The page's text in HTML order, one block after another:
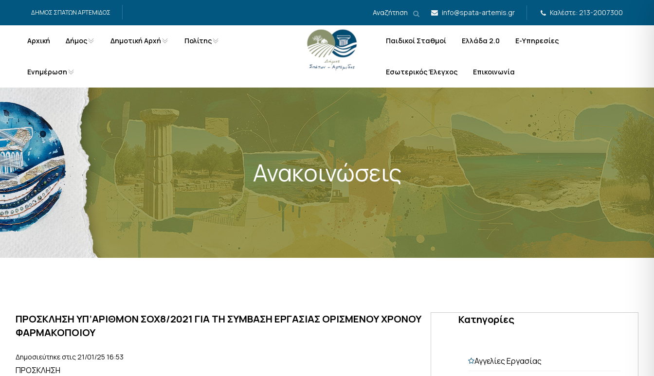
ΔΗΜΟΣ ΣΠΑΤΩΝ ΑΡΤΕΜΙΔΟΣ Αναζήτηση info@spata-artemis.gr Καλέστε: 213-2007300
Αρχική Δήμος Δημοτική Αρχή Πολίτης
Ενημέρωση
Παιδικοί Σταθμοί Ελλάδα 2.0 Ε-Υπηρεσίες
Εσωτερικός Έλεγχος Επικοινωνία
Ανακοινώσεις
ΠΡΟΣΚΛΗΣΗ ΥΠ’ΑΡΙΘΜΟΝ ΣΟΧ8/2021 ΓΙΑ ΤΗ ΣΥΜΒΑΣΗ ΕΡΓΑΣΙΑΣ ΟΡΙΣΜΕΝΟΥ ΧΡΟΝΟΥ
ΦΑΡΜΑΚΟΠΟΙΟΥ
Δημοσιεύτηκε στις 21/01/25 16:53
ΠΡΟΣΚΛΗΣΗ
Κατηγορίες
Αγγελίες Εργασίας